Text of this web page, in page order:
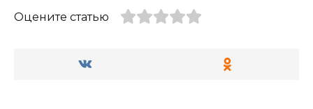
Оцените статью